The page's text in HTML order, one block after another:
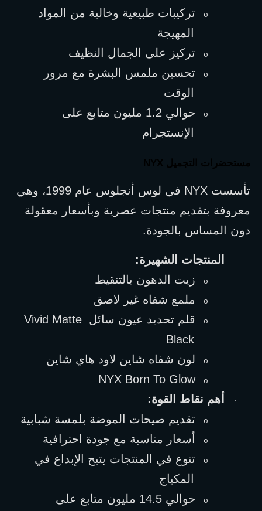
o
المهيجة
o تركيز على الجمال النظيف
o
الوقت
o
الإنستجرام
مستحضرات التجميل NYX
تأسست NYX
دون المساس بالجودة.
· المنتجات الشهيرة:
o زيت الدهون بالتنقيط
o ملمع شفاه غير لاصق
o قلم تحديد عيون سائل Vivid Matte
Black
o لون شفاه شاين لاود هاي شاين
o
NYX Born To Glow
· أهم نقاط القوة:
o تقديم صيحات الموضة بلمسة شبابية
o أسعار مناسبة مع جودة احترافية
o
المكياج
o